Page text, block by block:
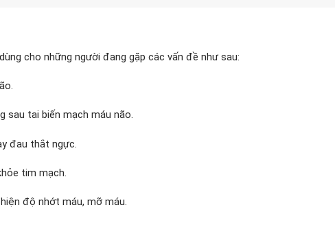
cho những người đang gặp các vấn đề như sau:
sau tai biến mạch máu não.
đau thắt ngực.
tim mạch.
độ nhớt máu, mỡ máu.